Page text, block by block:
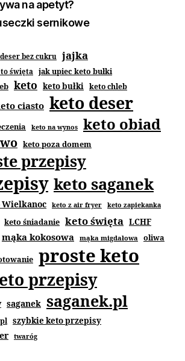
na apetyt?
sernikowe
deser bez cukru jajka
święta jak upiec keto bułki
keto keto bułki keto chleb
ciasto keto deser
keto na wynos keto obiad
keto poza domem
przepisy
keto saganek
Wielkanoc keto z air fryer keto zapiekanka
keto śniadanie keto święta LCHF
mąka kokosowa mąka migdałowa oliwa
proste keto
przepisy
saganek saganek.pl
szybkie keto przepisy
twaróg